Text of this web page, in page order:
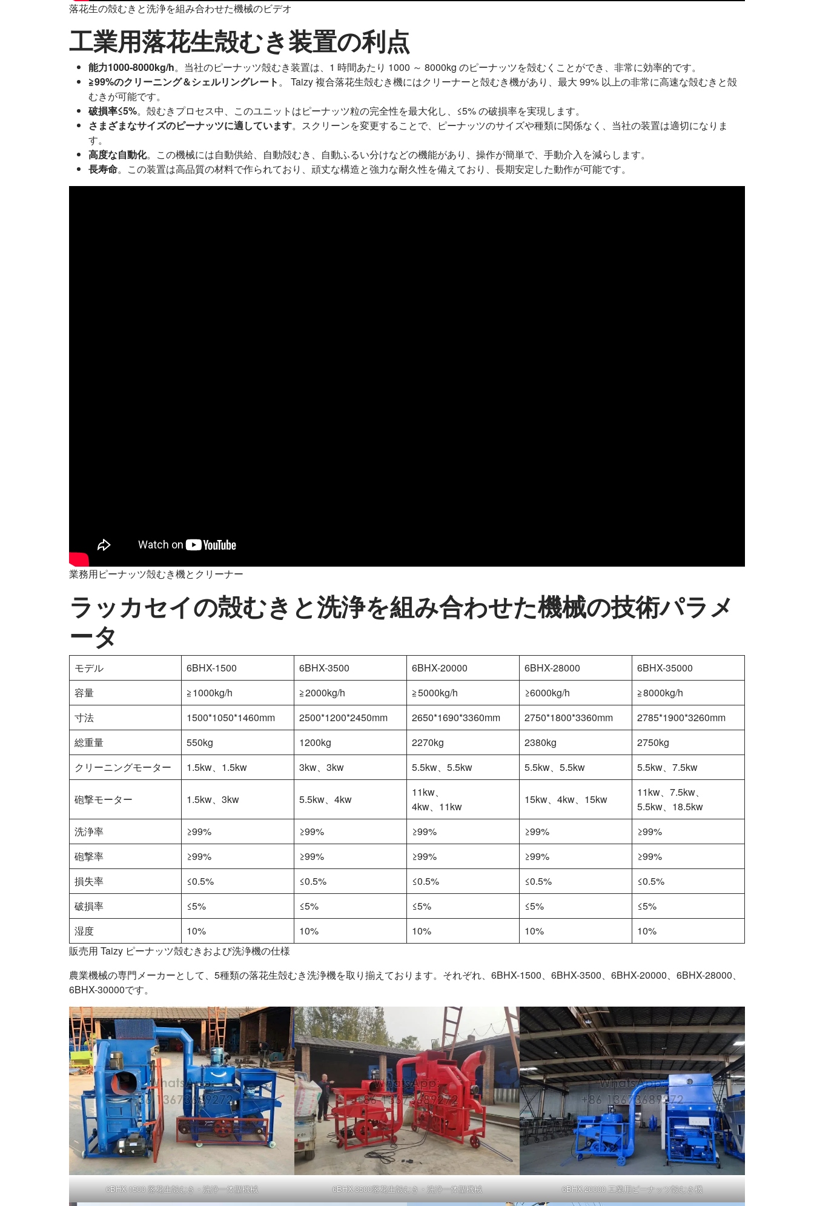
落花生の殻むきと洗浄を組み合わせた機械のビデオ
工業用落花生殻むき装置の利点
能力1000-8000kg/h。当社のピーナッツ殻むき装置は、1 時間あたり 1000 ～ 8000kg のピーナッツを殻むくことができ、非常に効率的です。
≧99%のクリーニング＆シェルリングレート。 Taizy 複合落花生殻むき機にはクリーナーと殻むき機があり、最大 99% 以上の非常に高速な殻むきと殻
むきが可能です。
破損率≤5%。殻むきプロセス中、このユニットはピーナッツ粒の完全性を最大化し、≤5% の破損率を実現します。
さまざまなサイズのピーナッツに適しています。スクリーンを変更することで、ピーナッツのサイズや種類に関係なく、当社の装置は適切になりま
す。
高度な自動化。この機械には自動供給、自動殻むき、自動ふるい分けなどの機能があり、操作が簡単で、手動介入を減らします。
長寿命。この装置は高品質の材料で作られており、頑丈な構造と強力な耐久性を備えており、長期安定した動作が可能です。
業務用ピーナッツ殻むき機とクリーナー
ラッカセイの殻むきと洗浄を組み合わせた機械の技術パラメ
ータ
モデル 6BHX-1500 6BHX-3500 6BHX-20000 6BHX-28000
6BHX-35000
容量
≧1000kg/h ≧2000kg/h ≧5000kg/h ≥6000kg/h
≧8000kg/h
寸法
1500*1050*1460mm 2500*1200*2450mm 2650*1690*3360mm 2750*1800*3360mm
2785*1900*3260mm
総重量
550kg 1200kg 2270kg 2380kg
2750kg
クリーニングモーター
1.5kw、1.5kw 3kw、3kw 5.5kw、5.5kw 5.5kw、5.5kw 5.5kw、7.5kw
砲撃モーター 1.5kw、3kw 5.5kw、4kw
11kw、
4kw、11kw
15kw、4kw、15kw
11kw、7.5kw、
5.5kw、18.5kw
洗浄率
≥99% ≥99% ≥99% ≥99%
≥99%
砲撃率
≥99% ≥99% ≥99% ≥99%
≥99%
損失率
≤0.5% ≤0.5% ≤0.5% ≤0.5%
≤0.5%
破損率
≤5% ≤5% ≤5% ≤5%
≤5%
湿度
10% 10% 10% 10%
10%
販売用 Taizy ピーナッツ殻むきおよび洗浄機の仕様
農業機械の専門メーカーとして、5種類の落花生殻むき洗浄機を取り揃えております。それぞれ、6BHX-1500、6BHX-3500、6BHX-20000、6BHX-28000、
6BHX-30000です。
6BHX-1500 落花生殻むき・洗浄一体型機械 6BHX-3500落花生殻むき・洗浄一体型機械 6BHX-20000 工業用ピーナッツ殻むき機